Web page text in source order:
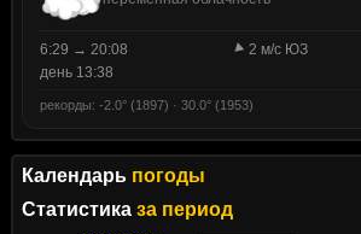
6:29 → 20:08
2 м/с ЮЗ
день 13:38
рекорды: -2.0° (1897) · 30.0° (1953)
Календарь погоды
Статистика за период